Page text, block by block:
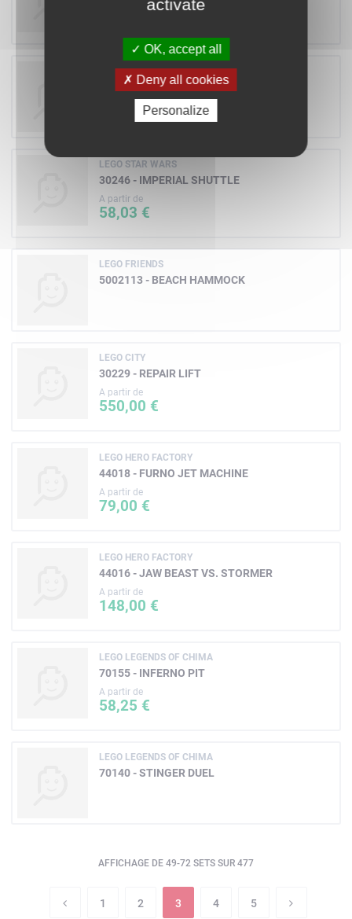
LEGO DIVERS
40118 - BUILDABLE BRICK BOX 2X2
LEGO STAR WARS
30246 - IMPERIAL SHUTTLE
A partir de
58,03 €
LEGO FRIENDS
5002113 - BEACH HAMMOCK
LEGO CITY
30229 - REPAIR LIFT
A partir de
550,00 €
LEGO HERO FACTORY
44018 - FURNO JET MACHINE
A partir de
79,00 €
LEGO HERO FACTORY
44016 - JAW BEAST VS. STORMER
A partir de
148,00 €
LEGO LEGENDS OF CHIMA
70155 - INFERNO PIT
A partir de
58,25 €
LEGO LEGENDS OF CHIMA
70140 - STINGER DUEL
AFFICHAGE DE 49-72 SETS SUR 477
1 2 3 4 5
activate
OK, accept all
Deny all cookies
Personalize